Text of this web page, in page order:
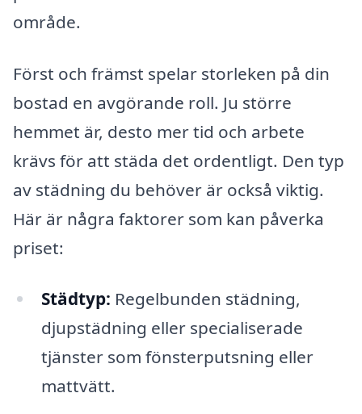
område.
Först och främst spelar storleken på din
bostad en avgörande roll. Ju större
hemmet är, desto mer tid och arbete
krävs för att städa det ordentligt. Den typ
av städning du behöver är också viktig.
Här är några faktorer som kan påverka
priset:
Städtyp: Regelbunden städning,
djupstädning eller specialiserade
tjänster som fönsterputsning eller
mattvätt.